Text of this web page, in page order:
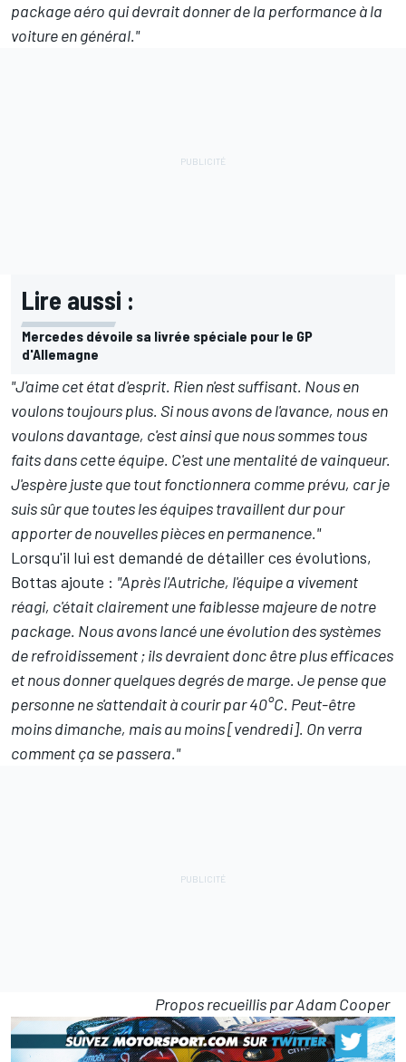
package aéro qui devrait donner de la performance à la
voiture en général."
Lire aussi :
Mercedes dévoile sa livrée spéciale pour le GP
d'Allemagne
"J'aime cet état d'esprit. Rien n'est suffisant. Nous en
voulons toujours plus. Si nous avons de l'avance, nous en
voulons davantage, c'est ainsi que nous sommes tous
faits dans cette équipe. C'est une mentalité de vainqueur.
J'espère juste que tout fonctionnera comme prévu, car je
suis sûr que toutes les équipes travaillent dur pour
apporter de nouvelles pièces en permanence."
Lorsqu'il lui est demandé de détailler ces évolutions,
Bottas ajoute : "Après l'Autriche, l'équipe a vivement
réagi, c'était clairement une faiblesse majeure de notre
package. Nous avons lancé une évolution des systèmes
de refroidissement ; ils devraient donc être plus efficaces
et nous donner quelques degrés de marge. Je pense que
personne ne s'attendait à courir par 40°C. Peut-être
moins dimanche, mais au moins [vendredi]. On verra
comment ça se passera."
Propos recueillis par Adam Cooper